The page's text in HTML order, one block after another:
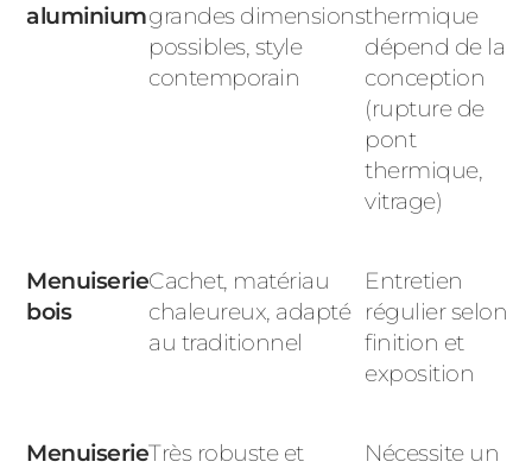
aluminiumgrandes dimensions
possibles, style
contemporain
thermique
dépend de la
conception
(rupture de
pont
thermique,
vitrage)
Menuiserie
bois
Cachet, matériau
chaleureux, adapté
au traditionnel
Entretien
régulier selon
finition et
exposition
MenuiserieTrès robuste et
Nécessite un